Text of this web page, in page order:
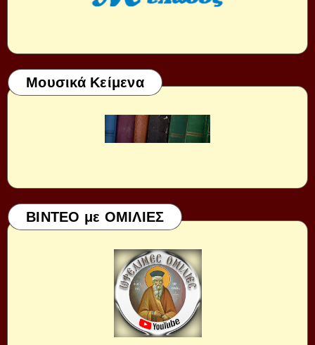
Μουσικά Κείμενα
ΒΙΝΤΕΟ με ΟΜΙΛΙΕΣ